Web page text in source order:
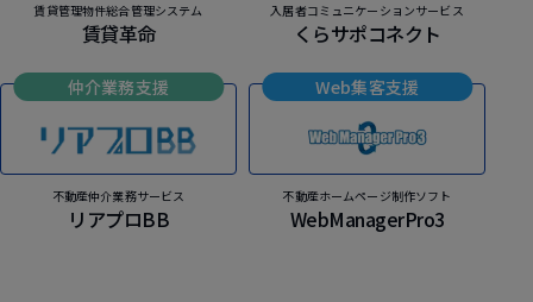
賃貸管理物件総合管理システム
賃貸革命
入居者コミュニケーションサービス
くらサポコネクト
仲介業務支援
不動産仲介業務サービス
リアプロBB
Web集客支援
不動産ホームページ制作ソフト
WebManagerPro3